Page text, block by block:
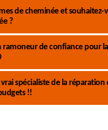
de cheminée et
?
ramoneur de confiance pour
spécialiste de la
!!